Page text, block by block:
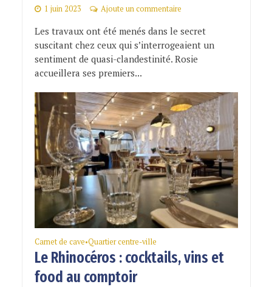
1 juin 2023 Ajoute un commentaire
Les travaux ont été menés dans le secret
suscitant chez ceux qui s’interrogeaient un
sentiment de quasi-clandestinité. Rosie
accueillera ses premiers...
Carnet de cave•Quartier centre-ville
Le Rhinocéros : cocktails, vins et
food au comptoir